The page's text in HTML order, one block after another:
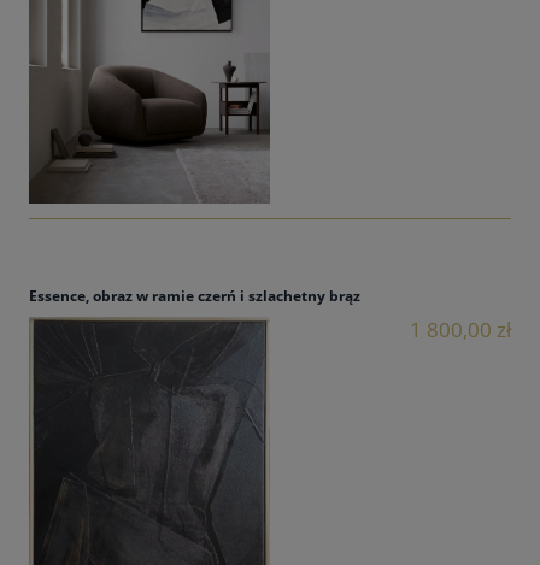
Essence, obraz w ramie czerń i szlachetny brąz
1 800,00 zł